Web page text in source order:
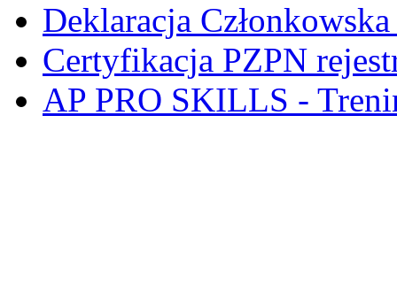
Deklaracja
Certyfikacja PZPN
AP PRO SKILLS -